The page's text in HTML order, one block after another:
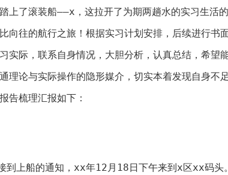
上了滚装船——x，这拉开了为期两趟水的实习生活
向往的航行之旅！根据实习计划安排，后续进行书
实际，联系自身情况，大胆分析，认真总结，希望
理论与实际操作的隐形媒介，切实本着发现自身不
告梳理汇报如下：
到上船的通知，xx年12月18日下午来到x区xx码头